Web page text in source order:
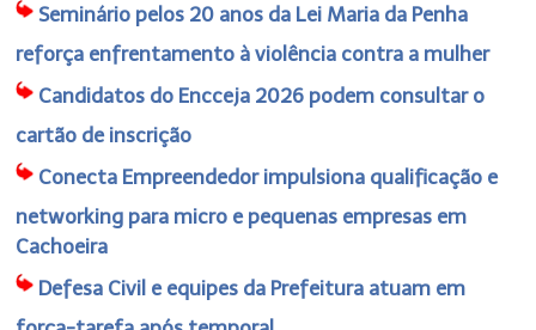
Seminário pelos 20 anos da Lei Maria da Penha
reforça enfrentamento à violência contra a mulher
Candidatos do Encceja 2026 podem consultar o
cartão de inscrição
Conecta Empreendedor impulsiona qualificação e
networking para micro e pequenas empresas em
Cachoeira
Defesa Civil e equipes da Prefeitura atuam em